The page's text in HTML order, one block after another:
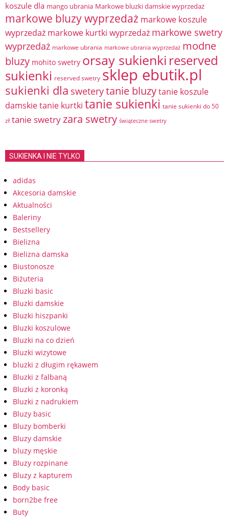
koszule dla mango ubrania Markowe bluzki damskie wyprzedaż
markowe bluzy wyprzedaż markowe koszule
wyprzedaż markowe kurtki wyprzedaż markowe swetry
wyprzedaż markowe ubrania markowe ubrania wyprzedaż modne
bluzy mohito swetry orsay sukienki reserved
sukienki reserved swetry sklep ebutik.pl
sukienki dla sweterytanie bluzytanie koszule
damskietanie kurtki tanie sukienki tanie sukienki do 50
zł tanie swetryzara swetry świąteczne swetry
SUKIENKA I NIE TYLKO
adidas
Akcesoria damskie
Aktualności
Baleriny
Bestsellery
Bielizna
Bielizna damska
Biustonosze
Biżuteria
Bluzki basic
Bluzki damskie
Bluzki hiszpanki
Bluzki koszulowe
Bluzki na co dzień
Bluzki wizytowe
bluzki z długim rękawem
Bluzki z falbaną
Bluzki z koronką
Bluzki z nadrukiem
Bluzy basic
Bluzy bomberki
Bluzy damskie
bluzy męskie
Bluzy rozpinane
Bluzy z kapturem
Body basic
born2be free
Buty